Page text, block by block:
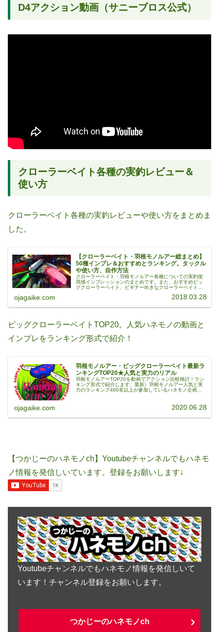
D4アクション動画（サニーブロス公式）
クローラーベイト各種の実釣レビュー＆
使い方
クローラーベイト各種の実釣レビューや使い方をまとめま
した。
【クローラーベイト・羽根モノルアー総まとめ】
50種インプレ＆おすすめとランキング。タックル
や使い方、自作方法
クローラーベイト・羽根モノルアー各種についての実釣使
用感インプレッションのまとめです。また、おすすめビッ
グクローラーベイト、ビギナー向きなクローラーベイト、
ojagaike.com 2018.03.28
ビッグクローラーベイトTOP20。人気ハネモノの動画と
インプレをランキング形式で紹介！
羽根モノルアー・ビッグクローラーベイト最新ラ
ンキングTOP20★人気と実力のリアル
羽根モノルアーTOP20を動画でアクション比較検討！ラン
キング形式で紹介します。最新）羽根モノルアー人気と実
力のランキング400名以上が参加しているハネモノ企画
ojagaike.com 2020.06.28
【つかじーのハネモノch】Youtubeチャンネルでもハネモ
ノ情報を発信しいています。登録をお願いします↓
Youtubeチャンネルでもハネモノ情報を発信しいて
います！チャンネル登録をお願いします。
つかじーのハネモノch